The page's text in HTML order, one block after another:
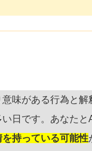
味がある行為と解
日です。あなたと
持っている可能性